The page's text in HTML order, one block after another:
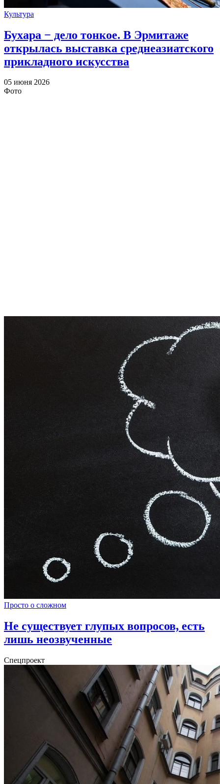
Культура
Бухара − дело тонкое. В Эрмитаже
открылась выставка среднеазиатского
прикладного искусства
05 июня 2026
Фото
Просто о сложном
Не существует глупых вопросов, есть
лишь неозвученные
Спецпроект